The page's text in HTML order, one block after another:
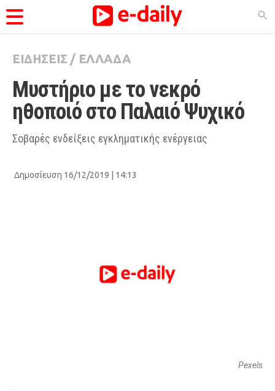
ΚΑΤΗΓΟΡΊΕΣ
Ειδήσεις
Θέματα
Videos
Viral
ΕΙΔΗΣΕΙΣ / ΕΛΛΑΔΑ
Μυστήριο με το νεκρό
ηθοποιό στο Παλαιό Ψυχικό
Σοβαρές ενδείξεις εγκληματικής ενέργειας
Δημοσίευση 16/12/2019 | 14:13
Pexels